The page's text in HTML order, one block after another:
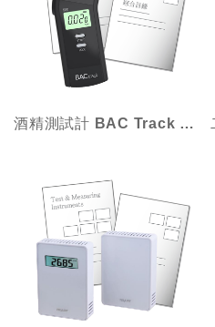
酒精測試計 BAC Track S80 Pro